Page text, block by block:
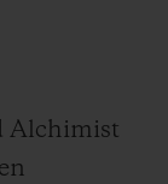
Alchimist